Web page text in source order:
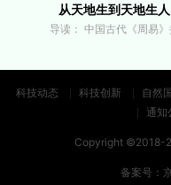
科技动态 科技创新 自然
通知
Copyright ©2018-
备案号：